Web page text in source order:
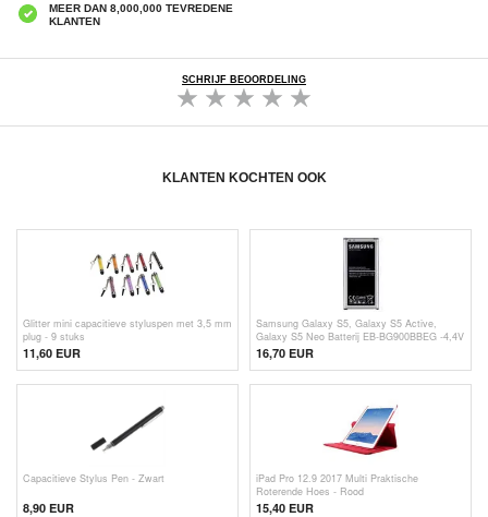
MEER DAN 8,000,000 TEVREDENE
KLANTEN
SCHRIJF BEOORDELING
KLANTEN KOCHTEN OOK
Glitter mini capacitieve styluspen met 3,5 mm
plug - 9 stuks
11,60 EUR
Samsung Galaxy S5, Galaxy S5 Active,
Galaxy S5 Neo Batterij EB-BG900BBEG -4,4V
16,70 EUR
Capacitieve Stylus Pen - Zwart
8,90 EUR
iPad Pro 12.9 2017 Multi Praktische
Roterende Hoes - Rood
15,40 EUR